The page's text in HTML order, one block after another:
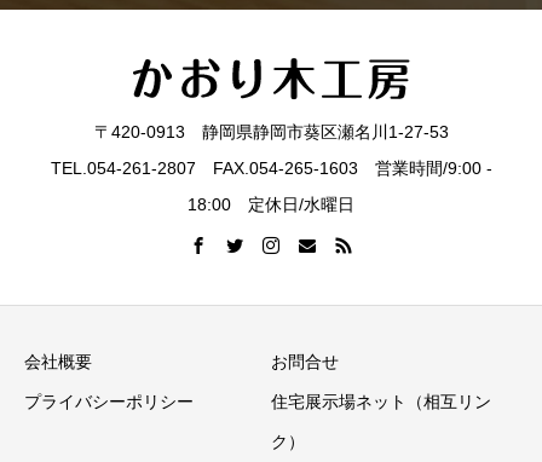
〒420-0913 静岡県静岡市葵区瀬名川1-27-53
TEL.054-261-2807 FAX.054-265-1603 営業時間/9:00 -
18:00 定休日/水曜日
会社概要 お問合せ
プライバシーポリシー 住宅展示場ネット（相互リン
ク）